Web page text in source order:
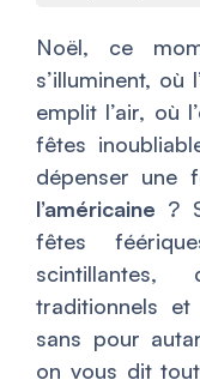
Noël, ce
s’illuminent, où
emplit l’air, où
fêtes
dépenser une
l’américaine ?
fêtes
traditionnels et
sans pour
on vous dit